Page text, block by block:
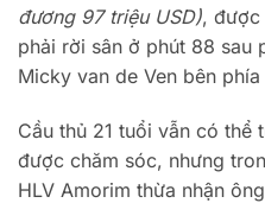
đương 97 triệu USD), được
phải rời sân ở phút 88 sau
Micky van de Ven bên phía
Cầu thủ 21 tuổi vẫn có thể
được chăm sóc, nhưng
HLV Amorim thừa nhận